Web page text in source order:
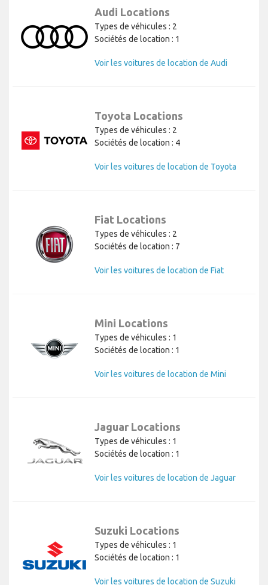
Audi Locations
Types de véhicules : 2
Sociétés de location : 1
Voir les voitures de location de Audi
Toyota Locations
Types de véhicules : 2
Sociétés de location : 4
Voir les voitures de location de Toyota
Fiat Locations
Types de véhicules : 2
Sociétés de location : 7
Voir les voitures de location de Fiat
Mini Locations
Types de véhicules : 1
Sociétés de location : 1
Voir les voitures de location de Mini
Jaguar Locations
Types de véhicules : 1
Sociétés de location : 1
Voir les voitures de location de Jaguar
Suzuki Locations
Types de véhicules : 1
Sociétés de location : 1
Voir les voitures de location de Suzuki